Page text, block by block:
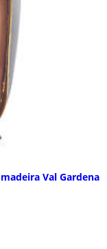
Val Gardena